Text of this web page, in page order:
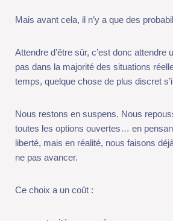
Attendre d’être sûr, c’est donc attendre
quelque chose de plus discret s’installe :
Nous restons en suspens. Nous
liberté, mais en réalité, nous faisons déjà
pas avancer.
Ce choix a un coût :
opportunités manquées